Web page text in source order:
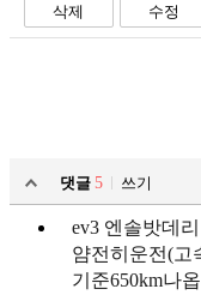
삭제 수정
댓글 5
쓰기
ev3 엔솔밧데
얌전히운전(고
기준650km나